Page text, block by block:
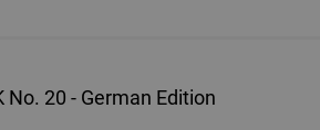
No. 20 - German Edition